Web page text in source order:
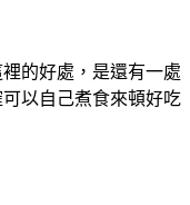
的好處，是還有一處
以自己煮食來頓好吃